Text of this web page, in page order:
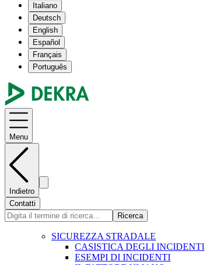
Italiano
Deutsch
English
Español
Français
Português
Menu
Indietro
Contatti
Ricerca
SICUREZZA STRADALE
CASISTICA DEGLI INCIDENTI
ESEMPI DI INCIDENTI